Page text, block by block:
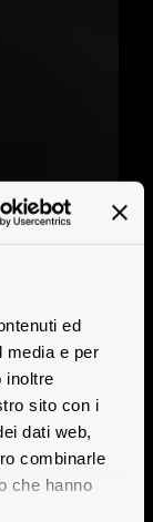
ed
media e per
inoltre
sito con i
dati web,
combinarle
che hanno